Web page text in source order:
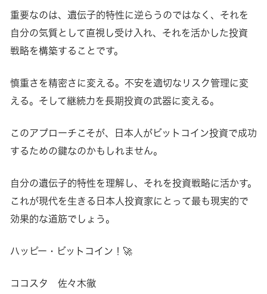
重要なのは、遺伝子的特性に逆らうのではなく、それを
自分の気質として直視し受け入れ、それを活かした投資
戦略を構築することです。
慎重さを精密さに変える。不安を適切なリスク管理に変
える。そして継続力を長期投資の武器に変える。
このアプローチこそが、日本人がビットコイン投資で成功
するための鍵なのかもしれません。
自分の遺伝子的特性を理解し、それを投資戦略に活かす。
これが現代を生きる日本人投資家にとって最も現実的で
効果的な道筋でしょう。
ハッピー・ビットコイン！🚀
ココスタ 佐々木徹